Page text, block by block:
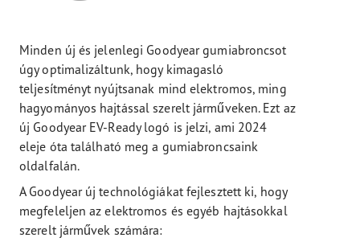
Minden új és jelenlegi Goodyear gumiabroncsot
úgy optimalizáltunk, hogy kimagasló
teljesítményt nyújtsanak mind elektromos, ming
hagyományos hajtással szerelt járműveken. Ezt az
új Goodyear EV-Ready logó is jelzi, ami 2024
eleje óta található meg a gumiabroncsaink
oldalfalán.
A Goodyear új technológiákat fejlesztett ki, hogy
megfeleljen az elektromos és egyéb hajtásokkal
szerelt járművek számára: